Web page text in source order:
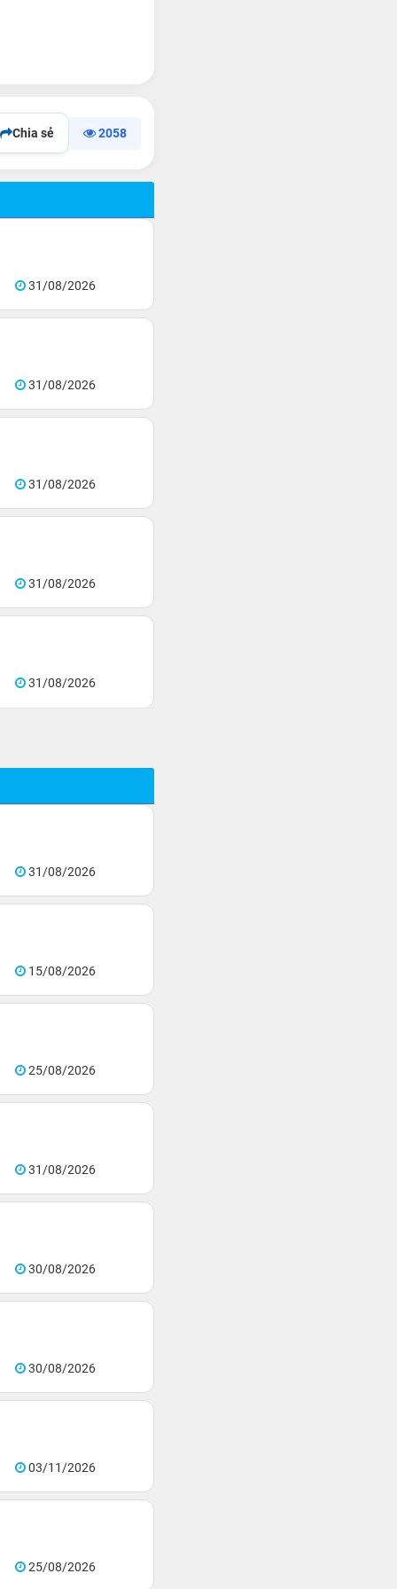
Chia sẻ 2058
31/08/2026
31/08/2026
31/08/2026
31/08/2026
31/08/2026
31/08/2026
15/08/2026
25/08/2026
31/08/2026
30/08/2026
30/08/2026
03/11/2026
25/08/2026